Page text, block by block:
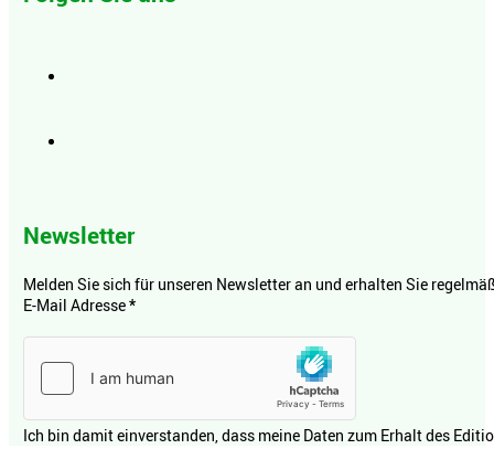
Newsletter
Melden Sie sich für unseren Newsletter an und erhalten Sie
E-Mail Adresse*
Ich bin damit einverstanden, dass meine Daten zum Erhalt des